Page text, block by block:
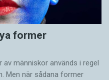
former
människor används i regel
Men när sådana ­former